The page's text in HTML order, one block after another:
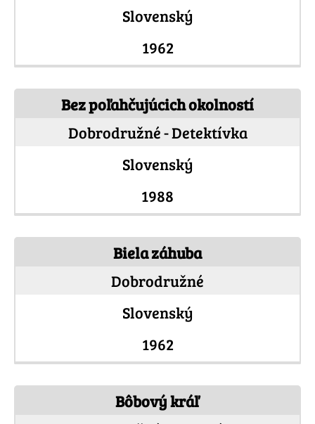
Slovenský
1962
Bez poľahčujúcich okolností
Dobrodružné - Detektívka
Slovenský
1988
Biela záhuba
Dobrodružné
Slovenský
1962
Bôbový kráľ